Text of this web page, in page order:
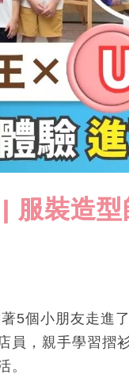
裝造型
5個小朋友走進
員，親手學習摺
。